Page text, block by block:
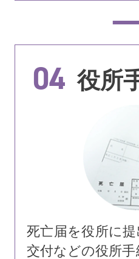
04 役所
死亡届を役所に
交付などの役所